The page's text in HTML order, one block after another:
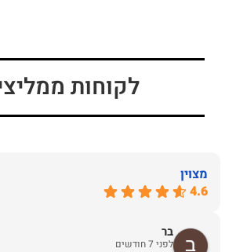
לקוחות
מצוין
4.6
בר
לפני 7 חודשים